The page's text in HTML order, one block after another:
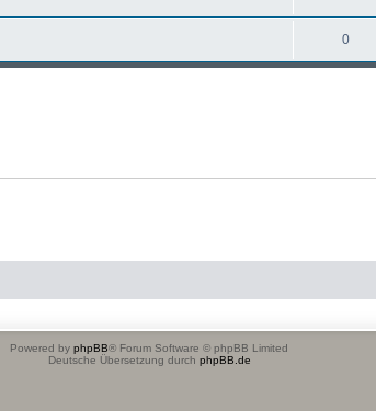
0
Powered by phpBB® Forum Software © phpBB Limited
Deutsche Übersetzung durch phpBB.de